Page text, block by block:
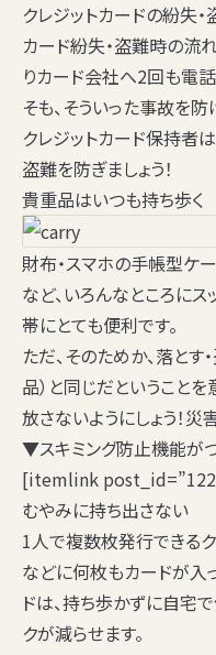
クレジットカードの紛失・
カード紛失・盗難時の流
りカード会社へ2回も電話
そも、そういった事故を防
クレジットカード保持者
盗難を防ぎましょう！
貴重品はいつも持ち歩く
財布・スマホの手帳型ケ
など、いろんなところに
帯にとても便利です。
ただ、そのためか、落とす
品）と同じだということを
放さないようにしょう！
▼スキミング防止機能が
[itemlink
むやみに持ち出さない
1人で複数枚発行できるク
などに何枚もカードが入
ドは、持ち歩かずに自宅
クが減らせます。